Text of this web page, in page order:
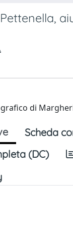
di
Scheda
(DC)